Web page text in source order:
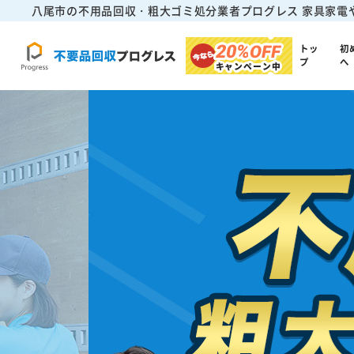
八尾市の不用品回収・粗大ゴミ処分業者プログレス 家具家電
20%OFF
キャンペーン中
トッ
プ
初
へ